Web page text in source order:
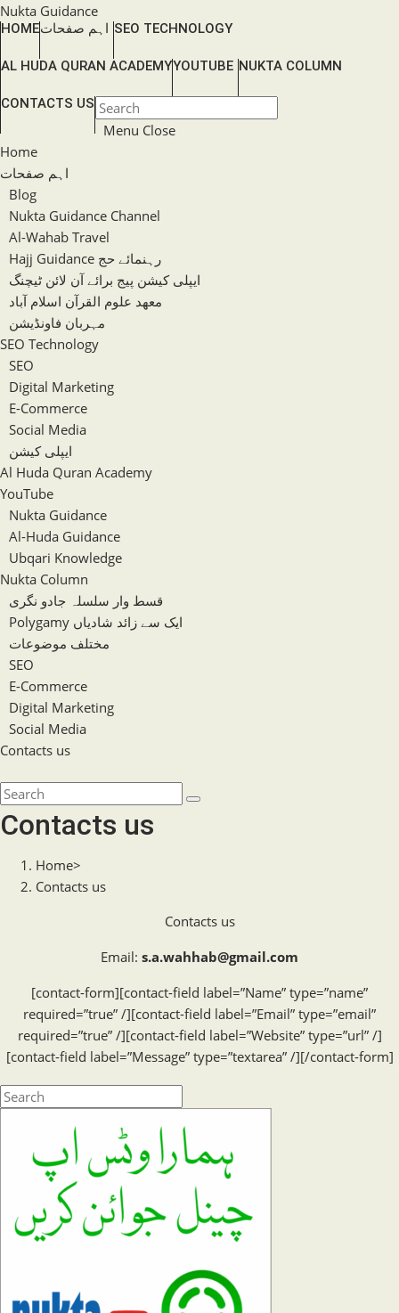
Skip
to
Nukta Guidance
HOMEاہم صفحات SEO TECHNOLOGY
AL HUDA QURAN ACADEMYYOUTUBE NUKTA COLUMN
CONTACTS USTOGGLE
WEBSITE
SEARCH
Menu Close
Home
اہم صفحات
Blog
Nukta Guidance Channel
Al-Wahab Travel
Hajj Guidance رہنمائے حج
ایپلی کیشن پیج برائے آن لائن ٹیچنگ
معھد علوم القرآن اسلام آباد
مہربان فاونڈیشن
SEO Technology
SEO
Digital Marketing
E-Commerce
Social Media
ایپلی کیشن
Al Huda Quran Academy
YouTube
Nukta Guidance
Al-Huda Guidance
Ubqari Knowledge
Nukta Column
قسط وار سلسلہ جادو نگری
Polygamy ایک سے زائد شادیاں
مختلف موضوعات
SEO
E-Commerce
Digital Marketing
Social Media
Contacts us
website
search
Search
this
website
Contacts us
Home>
Contacts us
Contacts us
Email: s.a.wahhab@gmail.com
[contact-form][contact-field label=”Name” type=”name”
required=”true” /][contact-field label=”Email” type=”email”
required=”true” /][contact-field label=”Website” type=”url” /]
[contact-field label=”Message” type=”textarea” /][/contact-form]
to
close
search
panel.